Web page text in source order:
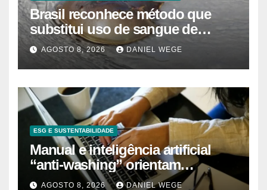
Brasil reconhece método que
substitui uso de sangue de
caranguejo-ferradura em testes
farmacêuticos
AGOSTO 8, 2026 DANIEL WEGE
ESG E SUSTENTABILIDADE
Manual e inteligência artificial
“anti-washing” orientam
empresas
AGOSTO 8, 2026 DANIEL WEGE